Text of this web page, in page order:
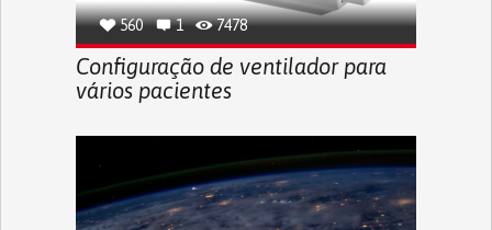
560 1 7478
Configuração de ventilador para
vários pacientes